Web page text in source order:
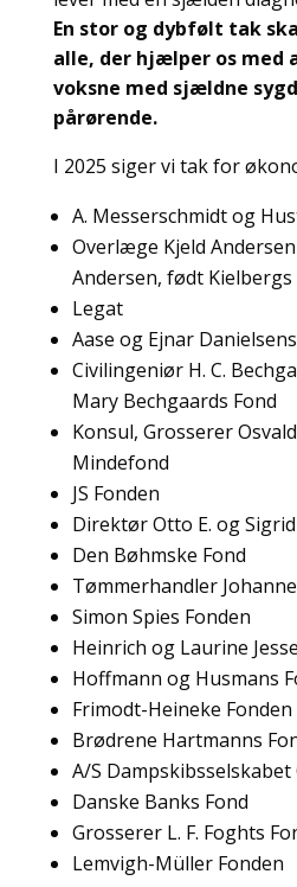
En stor og dybfølt tak
alle, der hjælper os med
voksne med sjældne
pårørende.
I 2025 siger vi tak for
A. Messerschmidt og
Overlæge Kjeld
Andersen, født Kielbergs
Legat
Aase og Ejnar
Civilingeniør H. C.
Mary Bechgaards Fond
Konsul, Grosserer
Mindefond
JS Fonden
Direktør Otto E. og
Den Bøhmske Fond
Tømmerhandler
Simon Spies Fonden
Heinrich og Laurine
Hoffmann og Husmans
Frimodt-Heineke Fonden
Brødrene Hartmanns
A/S Dampskibsselskabet
Danske Banks Fond
Grosserer L. F. Foghts
Lemvigh-Müller Fonden